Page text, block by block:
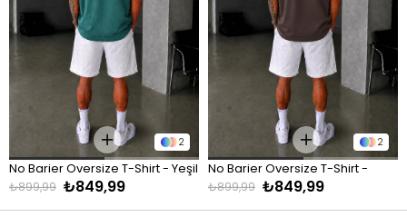
90 - 110 kg
Pantolon
KİLO BEDEN
60 - 65 kg
66 - 71 kg 30
72 - 77 kg 31
78 - 82 kg 32
2
No Barier Oversize T-Shirt - Yeşil
₺849,99
₺899,99
2
No Barier Oversize T-Shirt -
Kahve
₺849,99
₺899,99